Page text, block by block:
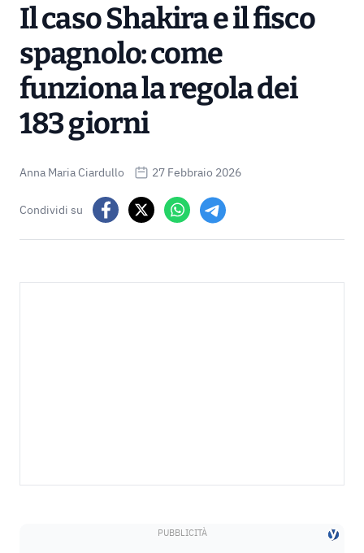
Il caso Shakira e il fisco
spagnolo: come
funziona la regola dei
183 giorni
Anna Maria Ciardullo 27 Febbraio 2026
Condividi su